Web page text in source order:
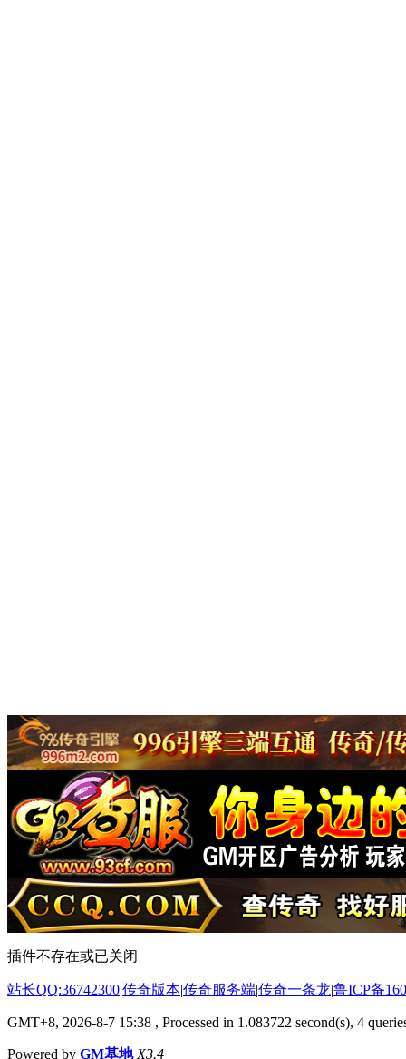
插件不存在或已关闭
站长QQ:36742300|传奇版本|传奇服务端|传奇一条龙|鲁ICP备
GMT+8, 2026-8-7 15:38 , Processed in 1.083722 second(s), 4
Powered by GM基地 X3.4